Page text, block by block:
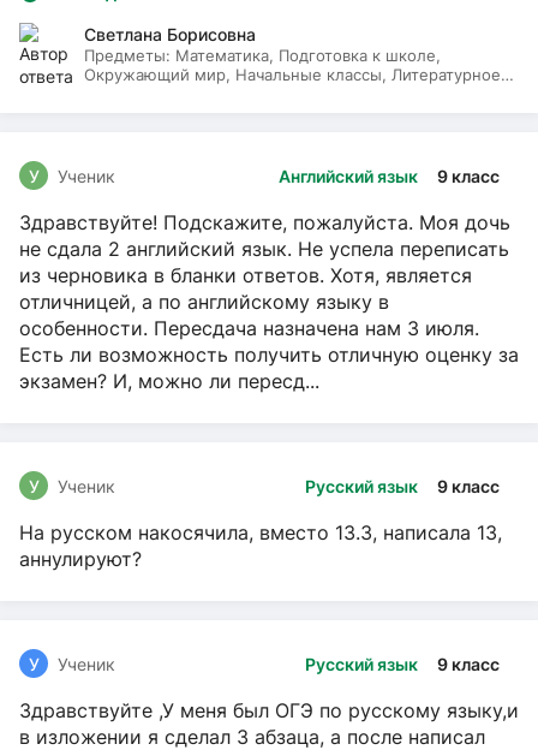
Светлана Борисовна
Предметы: Математика, Подготовка к школе,
Окружающий мир, Начальные классы, Литературное
Английский язык 9 класс
У Ученик
Здравствуйте! Подскажите, пожалуйста. Моя дочь
не сдала 2 английский язык. Не успела переписать
из черновика в бланки ответов. Хотя, является
отличницей, а по английскому языку в
особенности. Пересдача назначена нам 3 июля.
Есть ли возможность получить отличную оценку за
экзамен? И, можно ли пересд...
Русский язык 9 класс
У Ученик
На русском накосячила, вместо 13.3, написала 13,
аннулируют?
Русский язык 9 класс
У Ученик
Здравствуйте ,У меня был ОГЭ по русскому языку,и
в изложении я сделал 3 абзаца, а после написал